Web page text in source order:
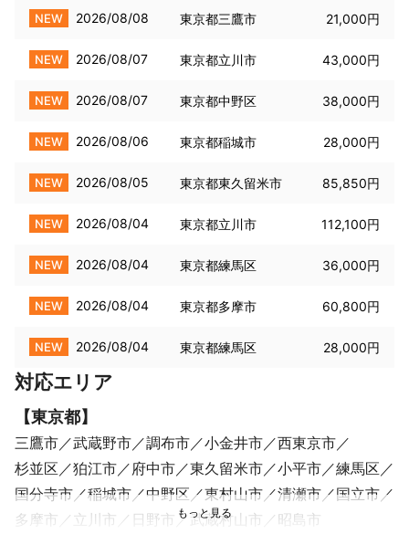
NEW 2026/08/08 東京都三鷹市 21,000円
NEW 2026/08/07 東京都立川市 43,000円
NEW 2026/08/07 東京都中野区 38,000円
NEW 2026/08/06 東京都稲城市 28,000円
NEW 2026/08/05 東京都東久留米市 85,850円
NEW 2026/08/04 東京都立川市 112,100円
NEW 2026/08/04 東京都練馬区 36,000円
NEW 2026/08/04 東京都多摩市 60,800円
NEW 2026/08/04 東京都練馬区 28,000円
対応エリア
【東京都】
三鷹市 武蔵野市 調布市 小金井市
西東京市
杉並区
狛江市 府中市 東久留米市 小平市
練馬区
国分寺市
稲城市 中野区 東村山市 清瀬市
国立市
多摩市
立川市 日野市 武蔵村山市 昭島市